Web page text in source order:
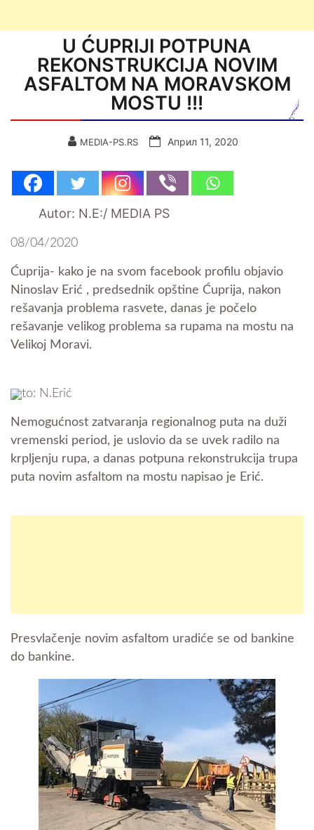
U ĆUPRIJI POTPUNA
REKONSTRUKCIJA NOVIM
ASFALTOM NA MORAVSKOM
MOSTU !!!
MEDIA-PS.RS Април 11, 2020
Autor: N.E:/ MEDIA PS
08/04/2020
Ćuprija- kako je na svom facebook profilu objavio
Ninoslav Erić , predsednik opštine Ćuprija, nakon
rešavanja problema rasvete, danas je počelo
rešavanje velikog problema sa rupama na mostu na
Velikoj Moravi.
to: N.Erić
Nemogućnost zatvaranja regionalnog puta na duži
vremenski period, je uslovio da se uvek radilo na
krpljenju rupa, a danas potpuna rekonstrukcija trupa
puta novim asfaltom na mostu napisao je Erić.
Presvlačenje novim asfaltom uradiće se od bankine
do bankine.